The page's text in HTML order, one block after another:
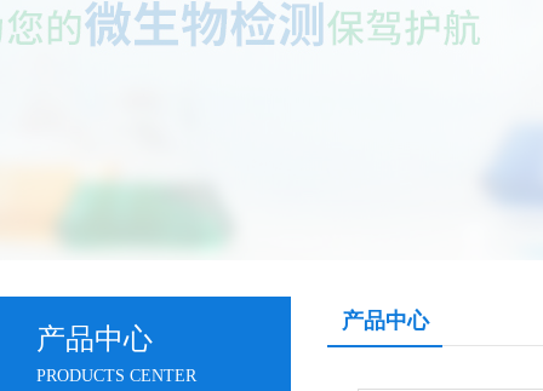
产品中心
PRODUCTS CENTER
产品中心